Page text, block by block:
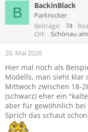
i
n
e
:
B BackinBlack
Parkrocker
Beiträge
74
Ort
Schönau
20. Mai 2026
Hier mal noch als
Modells, man sieht klar
Mittwoch zwischen 18-
(schwarz) eher ein
aber für gewöhnlich
Sprich das schaut